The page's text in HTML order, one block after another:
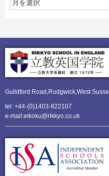
Guildford Road,Rudgwick,West
tel: +44-(0)1403-822107
e-mail:eikoku@rikkyo.co.uk